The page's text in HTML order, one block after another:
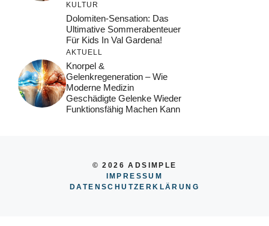
KULTUR
Dolomiten-Sensation: Das
Ultimative Sommerabenteuer
Für Kids In Val Gardena!
AKTUELL
Knorpel &
Gelenkregeneration – Wie
Moderne Medizin
Geschädigte Gelenke Wieder
Funktionsfähig Machen Kann
© 2026 ADSIMPLE
IMPRESSUM
DATENSCHUTZERKLÄRUNG